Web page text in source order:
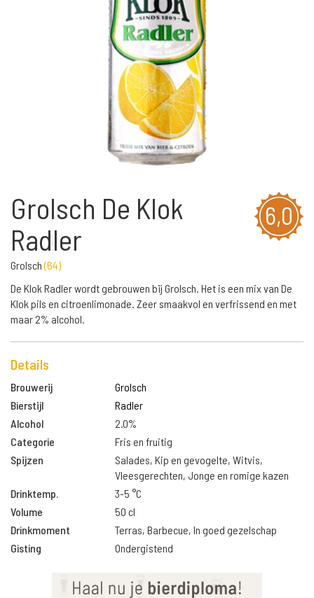
6,0
Grolsch De Klok
Radler
Grolsch(64)
De Klok Radler wordt gebrouwen bij Grolsch. Het is een mix van De
Klok pils en citroenlimonade. Zeer smaakvol en verfrissend en met
maar 2% alcohol.
Details
Brouwerij
Grolsch
Bierstijl
Radler
Alcohol
2.0%
Categorie
Fris en fruitig
Spijzen
Salades, Kip en gevogelte, Witvis,
Vleesgerechten, Jonge en romige kazen
Drinktemp.
3-5 °C
Volume
50 cl
Drinkmoment
Terras, Barbecue, In goed gezelschap
Gisting
Ondergistend